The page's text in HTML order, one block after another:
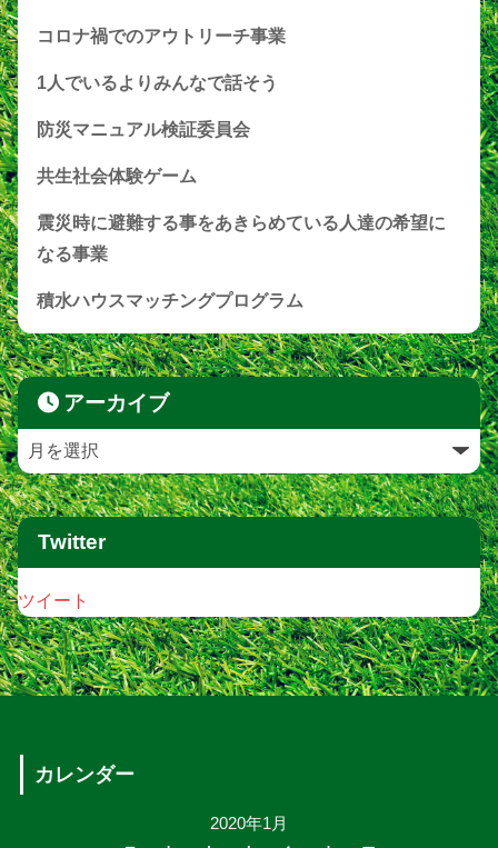
コロナ禍でのアウトリーチ事業
1人でいるよりみんなで話そう
防災マニュアル検証委員会
共生社会体験ゲーム
震災時に避難する事をあきらめている人達の希望に
なる事業
積水ハウスマッチングプログラム
アーカイブ
Twitter
ツイート
カレンダー
2020年1月